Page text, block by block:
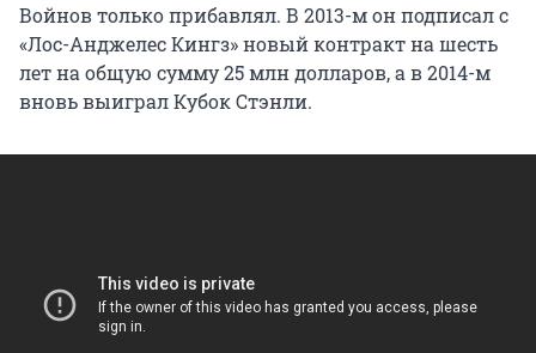
Войнов только прибавлял. В 2013-м он подписал с
«Лос-Анджелес Кингз» новый контракт на шесть
лет на общую сумму 25 млн долларов, а в 2014-м
вновь выиграл Кубок Стэнли.